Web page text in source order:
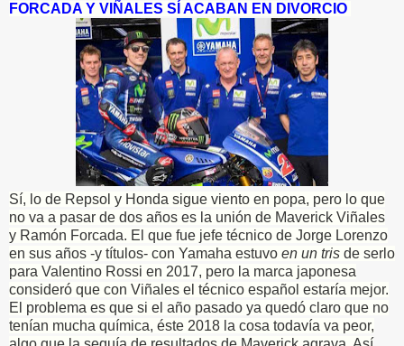
FORCADA Y VIÑALES SÍ ACABAN EN DIVORCIO
Sí, lo de Repsol y Honda sigue viento en popa, pero lo que
no va a pasar de dos años es la unión de Maverick Viñales
y Ramón Forcada. El que fue jefe técnico de Jorge Lorenzo
en sus años -y títulos- con Yamaha estuvo en un tris de serlo
para Valentino Rossi en 2017, pero la marca japonesa
consideró que con Viñales el técnico español estaría mejor.
El problema es que si el año pasado ya quedó claro que no
tenían mucha química, éste 2018 la cosa todavía va peor,